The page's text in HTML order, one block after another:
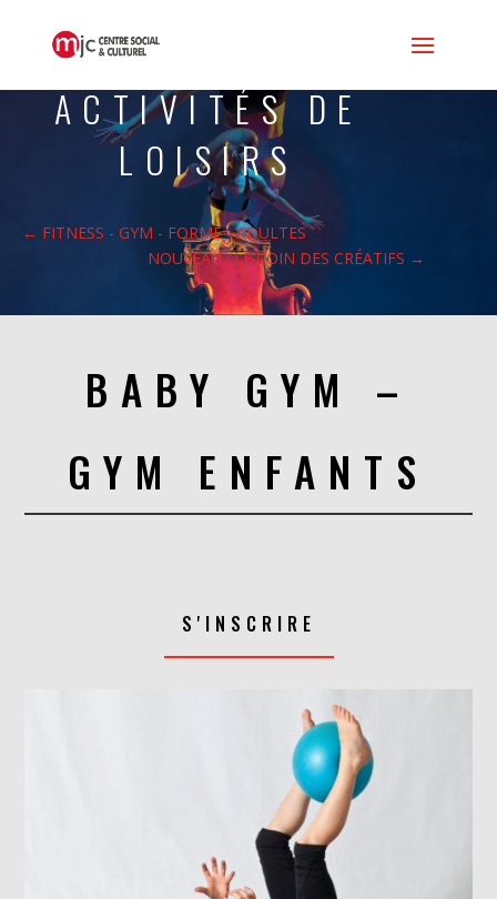
ACTIVITÉS DE
LOISIRS
← FITNESS - GYM - FORME - ADULTES
NOUVEAU : LE COIN DES CRÉATIFS →
BABY GYM –
GYM ENFANTS
S'INSCRIRE